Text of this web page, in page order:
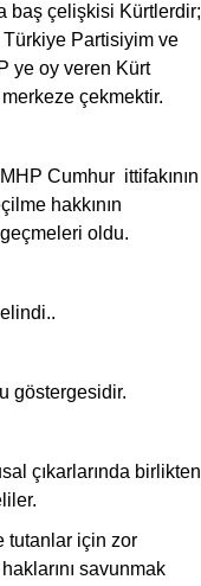
baş çelişkisi Kürtlerdir;
Partisiyim ve
ye oy veren Kürt
çekmektir.
Cumhur ittifakının
hakkının
oldu.
göstergesidir.
çıkarlarında birlikten
tutanlar için zor
savunmak